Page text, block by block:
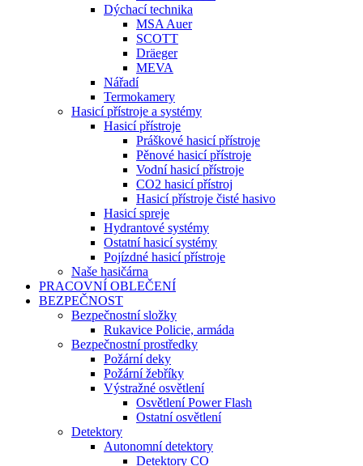
Dýchací technika
MSA Auer
SCOTT
Dräeger
MEVA
Nářadí
Termokamery
Hasicí přístroje a systémy
Hasicí přístroje
Práškové hasicí přístroje
Pěnové hasicí přístroje
Vodní hasicí přístroje
CO2 hasicí přístroj
Hasicí přístroje čisté hasivo
Hasicí spreje
Hydrantové systémy
Ostatní hasicí systémy
Pojízdné hasicí přístroje
Naše hasičárna
PRACOVNÍ OBLEČENÍ
BEZPEČNOST
Bezpečnostní složky
Rukavice Policie, armáda
Bezpečnostní prostředky
Požární deky
Požární žebříky
Výstražné osvětlení
Osvětlení Power Flash
Ostatní osvětlení
Detektory
Autonomní detektory
Detektory CO